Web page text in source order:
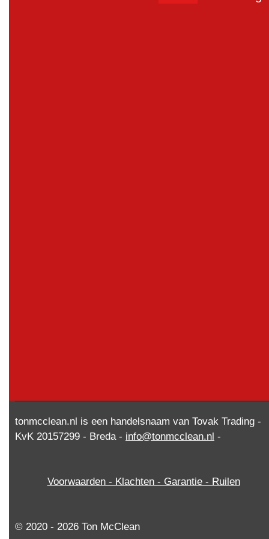
tonmcclean.nl is een handelsnaam van Tovak Trading -
KvK 20157299 - Breda - info@tonmcclean.nl -
Voorwaarden - Klachten - Garantie - Ruilen
© 2020 - 2026 Ton McClean